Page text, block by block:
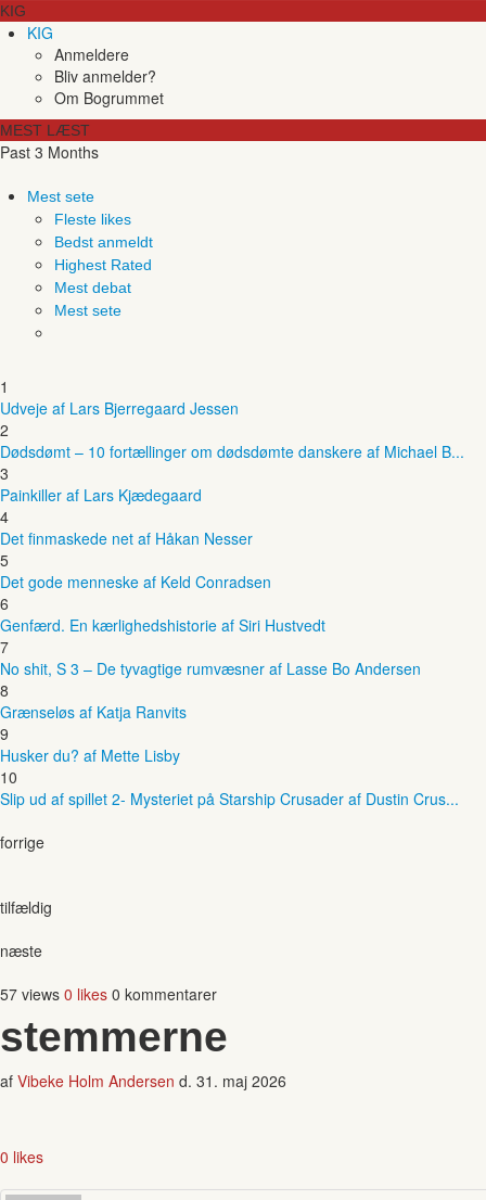
KIG
KIG
Anmeldere
Bliv anmelder?
Om Bogrummet
MEST LÆST
Past 3 Months
Mest sete
Fleste likes
Bedst anmeldt
Highest Rated
Mest debat
Mest sete
1
Udveje af Lars Bjerregaard Jessen
2
Dødsdømt – 10 fortællinger om dødsdømte danskere af Michael B...
3
Painkiller af Lars Kjædegaard
4
Det finmaskede net af Håkan Nesser
5
Det gode menneske af Keld Conradsen
6
Genfærd. En kærlighedshistorie af Siri Hustvedt
7
No shit, S 3 – De tyvagtige rumvæsner af Lasse Bo Andersen
8
Grænseløs af Katja Ranvits
9
Husker du? af Mette Lisby
10
Slip ud af spillet 2- Mysteriet på Starship Crusader af Dustin Crus...
forrige
tilfældig
næste
57 views 0 likes 0 kommentarer
stemmerne
af Vibeke Holm Andersen d. 31. maj 2026
0 likes